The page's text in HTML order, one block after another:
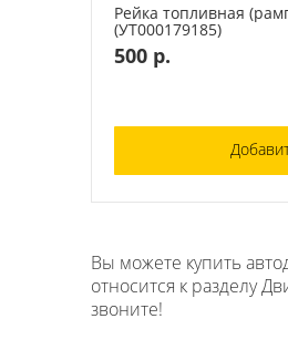
Рейка топливная
(УТ000179185)
500 р.
Вы можете купить
относится к разделу
звоните!